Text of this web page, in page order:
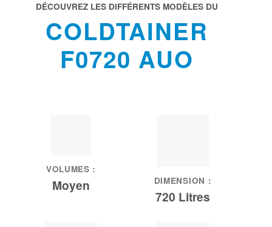
DÉCOUVREZ LES DIFFÉRENTS MODÈLES DU
COLDTAINER
F0720 AUO
VOLUMES :
Moyen DIMENSION :
720 Litres